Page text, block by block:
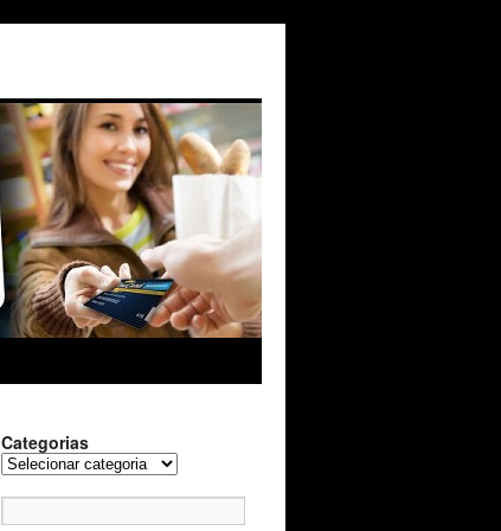
Categorias